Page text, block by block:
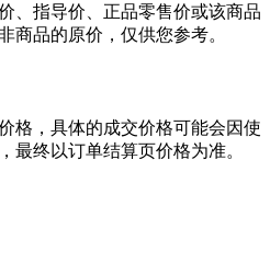
、指导价、正品零售价或该商品
商品的原价，仅供您参考。
格，具体的成交价格可能会因使
最终以订单结算页价格为准。